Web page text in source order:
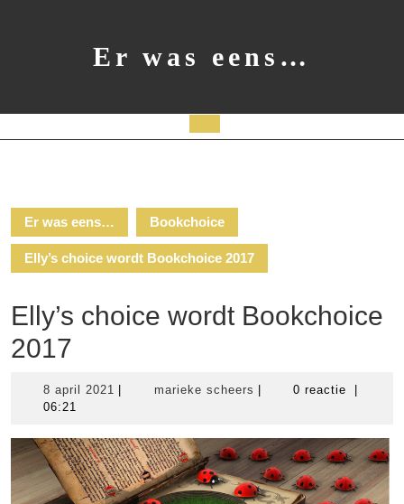
Er was eens…
Er was eens… Bookchoice
Elly’s choice wordt Bookchoice 2017
Elly’s choice wordt Bookchoice
2017
8 april 2021 8
marieke scheers marieke0 reactie
06:21